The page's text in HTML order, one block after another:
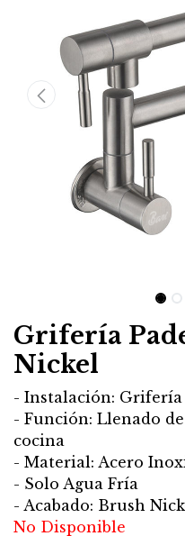
Grifería
Nickel
- Instalación: Grifería
- Función: Llenado
cocina
- Material: Acero
- Solo Agua Fría
- Acabado: Brush
No Disponible